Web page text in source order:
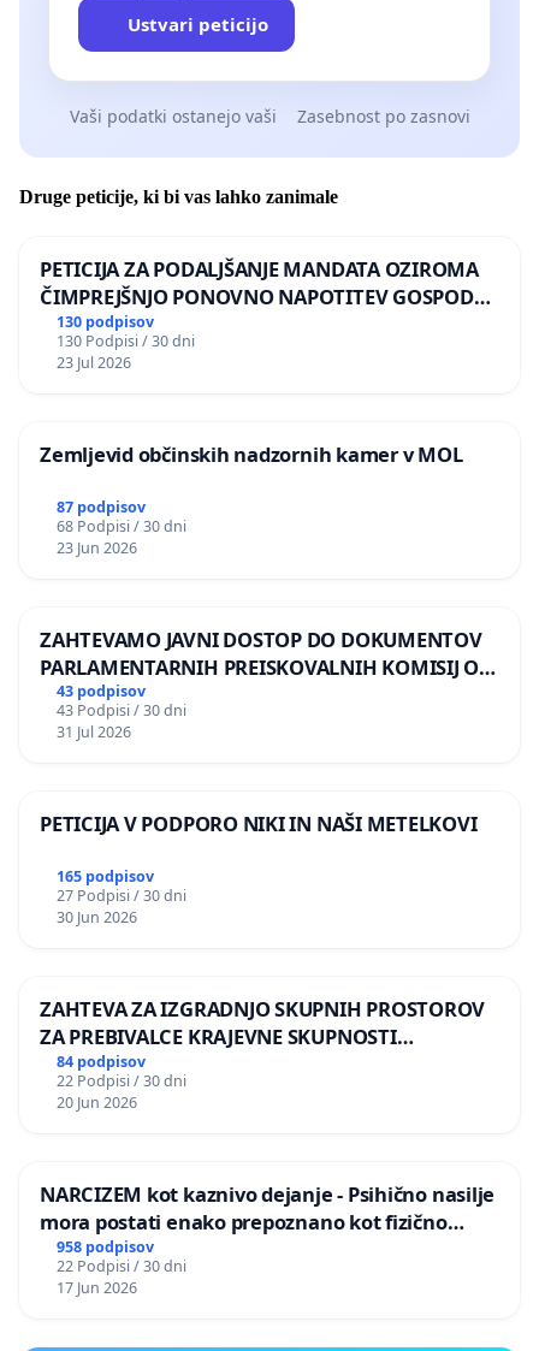
Ustvari peticijo
Vaši podatki ostanejo vaši Zasebnost po zasnovi
Druge peticije, ki bi vas lahko zanimale
PETICIJA ZA PODALJŠANJE MANDATA OZIROMA
ČIMPREJŠNJO PONOVNO NAPOTITEV GOSPODA
BERNARDA ŠRAJNERJA NA VELEPOSLANIŠTVO
REPUBLIKE SLOVENIJE V MOSKVI
130 podpisov
130 Podpisi / 30 dni
23 Jul 2026
Zemljevid občinskih nadzornih kamer v MOL
87 podpisov
68 Podpisi / 30 dni
23 Jun 2026
ZAHTEVAMO JAVNI DOSTOP DO DOKUMENTOV
PARLAMENTARNIH PREISKOVALNIH KOMISIJ O
ILEGALNI TRGOVINI Z OROŽJEM
43 podpisov
43 Podpisi / 30 dni
31 Jul 2026
PETICIJA V PODPORO NIKI IN NAŠI METELKOVI
165 podpisov
27 Podpisi / 30 dni
30 Jun 2026
ZAHTEVA ZA IZGRADNJO SKUPNIH PROSTOROV
ZA PREBIVALCE KRAJEVNE SKUPNOSTI
PRESTRANEK
84 podpisov
22 Podpisi / 30 dni
20 Jun 2026
NARCIZEM kot kaznivo dejanje - Psihično nasilje
mora postati enako prepoznano kot fizično
nasilje
958 podpisov
22 Podpisi / 30 dni
17 Jun 2026